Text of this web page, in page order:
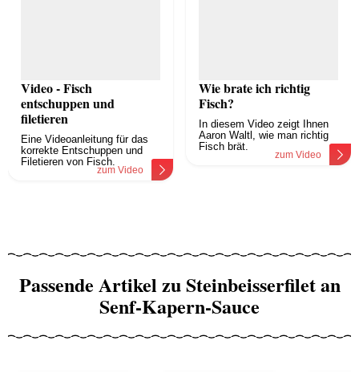
Video - Fisch
entschuppen und
filetieren
Eine Videoanleitung für das
korrekte Entschuppen und
Filetieren von Fisch.
zum Video
Wie brate ich richtig
Fisch?
In diesem Video zeigt Ihnen
Aaron Waltl, wie man richtig
Fisch brät.
zum Video
Passende Artikel zu Steinbeisserfilet an
Senf-Kapern-Sauce